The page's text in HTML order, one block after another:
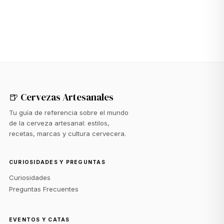
🍺 Cervezas Artesanales
Tu guía de referencia sobre el mundo
de la cerveza artesanal: estilos,
recetas, marcas y cultura cervecera.
CURIOSIDADES Y PREGUNTAS
Curiosidades
Preguntas Frecuentes
EVENTOS Y CATAS